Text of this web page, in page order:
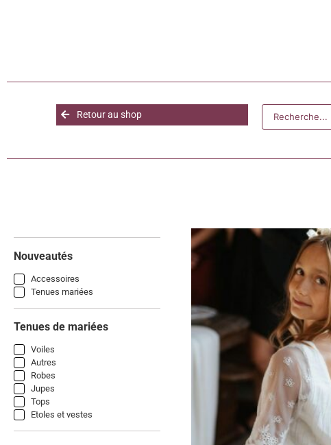
Retour au shop
Nouveautés
Accessoires
Tenues mariées
Tenues de mariées
Voiles
Autres
Robes
Jupes
Tops
Etoles et vestes